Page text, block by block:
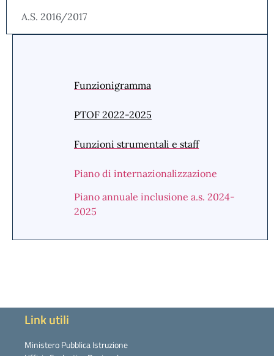
A.S. 2016/2017
Funzionigramma
PTOF 2022-2025
Funzioni strumentali e staff
Piano di internazionalizzazione
Piano annuale inclusione a.s. 2024-
2025
Link utili
Ministero Pubblica Istruzione